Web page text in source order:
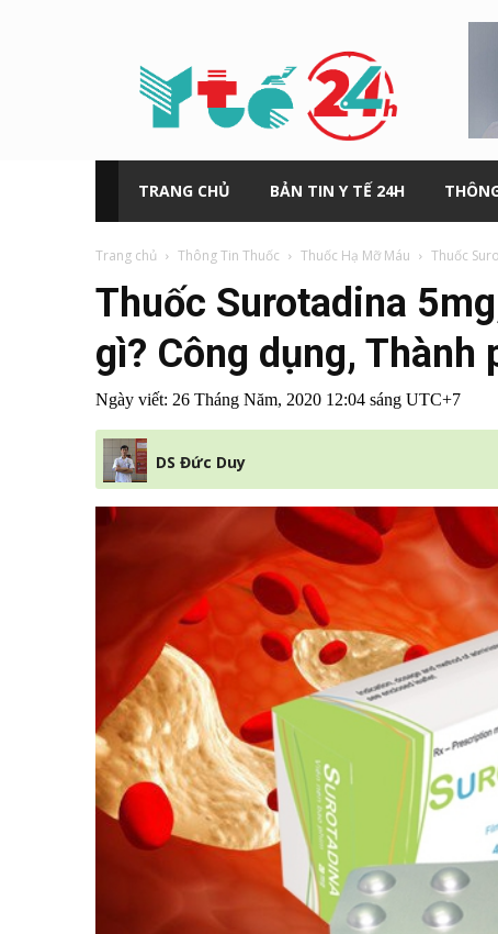
tế
24h
TRANG CHỦ BẢN TIN Y TẾ 24H
Trang chủ Thông Tin Thuốc Thuốc Hạ Mỡ Máu Thuốc
Thuốc Surotadina
gì? Công dụng, Thành
Ngày viết: 26 Tháng Năm, 2020 12:04 sáng UTC+7
DS Đức Duy